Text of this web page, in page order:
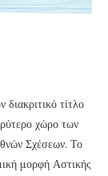
τίτλο
χώρο των
Σχέσεων. Το
μορφή Αστικής